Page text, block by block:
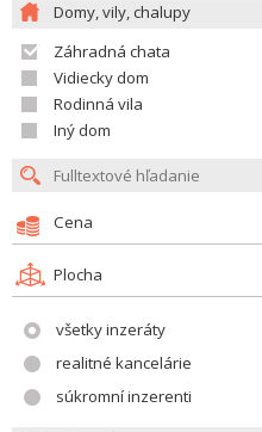
Domy, vily, chalupy
Záhradná chata
Vidiecky dom
Rodinná vila
Iný dom
Cena
Plocha
všetky inzeráty
realitné kancelárie
súkromní inzerenti